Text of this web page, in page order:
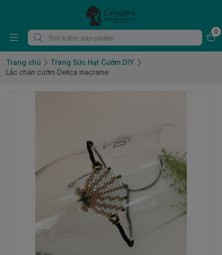
0
Trang chủ
Trang Sức Hạt Cườm DIY
Lắc chân cườm Delica macrame